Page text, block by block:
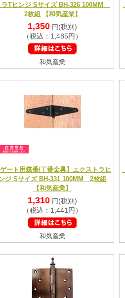
ラTヒンジ Sサイズ BH-326 100MM
2枚組 【和気産業】
1,350 円 (税別)
（税込：1,485円）
和気産業
ゲート用蝶番/丁番金具】エクストラヒ
ジ Sサイズ BH-331 100MM 2枚組
【和気産業】
1,310 円 (税別)
（税込：1,441円）
和気産業